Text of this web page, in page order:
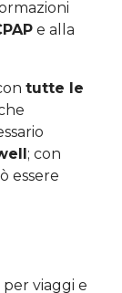
e alla
tutte le
; con
essere
viaggi e